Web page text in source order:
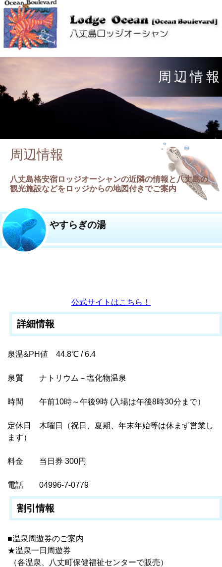
周 辺情 報
周辺情報
八丈島格安宿ロッジオーシャンの近隣の情報と八丈島の
観光施設などをロッジからの地図付きでご案内
やすらぎの湯
公式サイトはこちら！
詳細情報
泉温&PH値 44.8℃ / 6.4
泉質 ナトリウム－塩化物温泉
時間 午前10時～午後9時 (入場は午後8時30分まで）
定休日 木曜日（祝日、夏期、年末年始等は休まず営業し
ます）
料金 当日券 300円
電話 04996-7-0779
割引情報
■温泉周遊券のご案内
★温泉一日周遊券
（各温泉、八丈町保健福祉センターで販売）